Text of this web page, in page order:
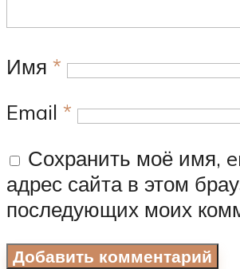
Имя *
Email *
Сохранить моё имя,
адрес сайта в этом
последующих моих